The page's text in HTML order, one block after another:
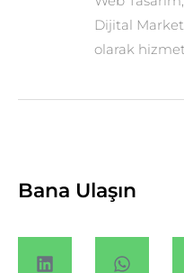
Dijital
olarak
Bana Ulaşın